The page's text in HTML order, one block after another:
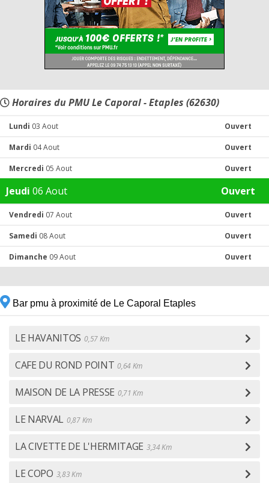
Horaires du PMU Le Caporal - Etaples (62630)
Lundi 03 Aout Ouvert
Mardi 04 Aout Ouvert
Mercredi 05 Aout Ouvert
Jeudi 06 Aout Ouvert
Vendredi 07 Aout Ouvert
Samedi 08 Aout Ouvert
Dimanche 09 Aout Ouvert
Bar pmu à proximité de Le Caporal Etaples
LE HAVANITOS 0,57 Km
CAFE DU ROND POINT 0,64 Km
MAISON DE LA PRESSE 0,71 Km
LE NARVAL 0,87 Km
LA CIVETTE DE L'HERMITAGE 3,34 Km
LE COPO 3,83 Km